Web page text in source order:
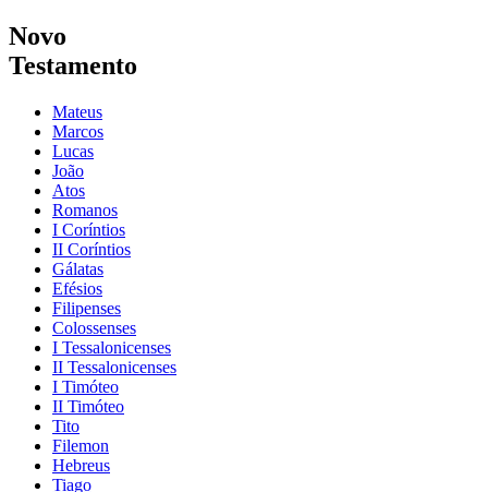
Novo
Testamento
Mateus
Marcos
Lucas
João
Atos
Romanos
I Coríntios
II Coríntios
Gálatas
Efésios
Filipenses
Colossenses
I Tessalonicenses
II Tessalonicenses
I Timóteo
II Timóteo
Tito
Filemon
Hebreus
Tiago